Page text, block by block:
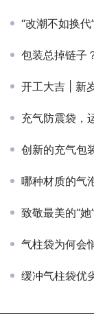
“改潮不如换
包装总掉链子
开工大吉 | 新
充气防震袋，
创新的充气包
哪种材质的气
致敬最美的“
气柱袋为何会
缓冲气柱袋优